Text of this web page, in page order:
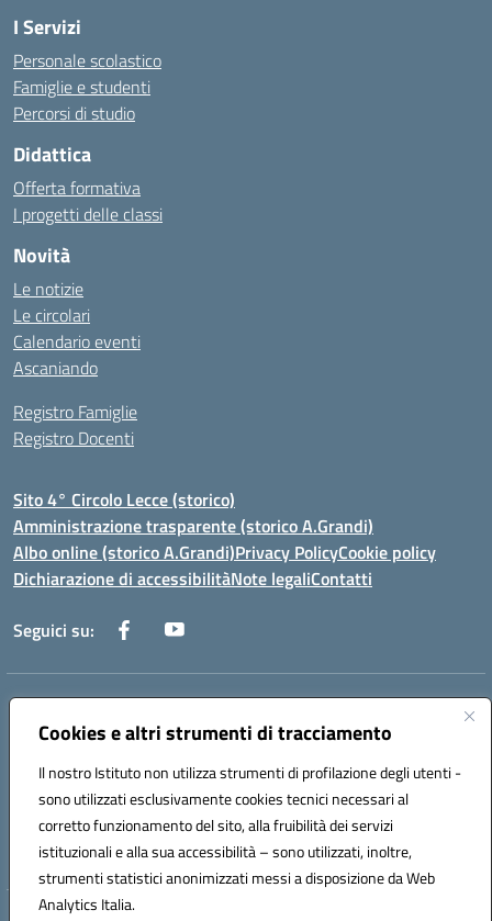
Cookies e altri strumenti di tracciamento
Il nostro Istituto non utilizza strumenti di profilazione degli utenti -
sono utilizzati esclusivamente cookies tecnici necessari al
corretto funzionamento del sito, alla fruibilità dei servizi
istituzionali e alla sua accessibilità – sono utilizzati, inoltre,
strumenti statistici anonimizzati messi a disposizione da Web
Analytics Italia.
I Servizi
Personale scolastico
Famiglie e studenti
Percorsi di studio
Didattica
Offerta formativa
I progetti delle classi
Novità
Le notizie
Le circolari
Calendario eventi
Ascaniando
Registro Famiglie
Registro Docenti
Sito 4° Circolo Lecce (storico)
Amministrazione trasparente (storico A.Grandi)
Albo online (storico A.Grandi)Privacy PolicyCookie policy
Dichiarazione di accessibilitàNote legaliContatti
Seguici su:
Indirizzo:Via Francesco Patitari 2 - Lecce
Centralino:0832/346889 Email:leic8av008@istruzione.it
Codice fiscale: 93173040754
Codice meccanografico:
LEIC8AV008
Codice Indice delle Pubbliche Amministrazioni (IPA): BZRH652R